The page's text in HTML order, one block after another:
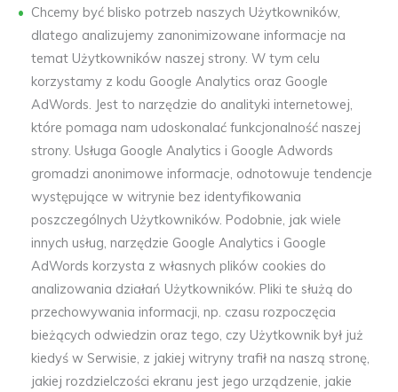
Chcemy być blisko potrzeb naszych Użytkowników,
dlatego analizujemy zanonimizowane informacje na
temat Użytkowników naszej strony. W tym celu
korzystamy z kodu Google Analytics oraz Google
AdWords. Jest to narzędzie do analityki internetowej,
które pomaga nam udoskonalać funkcjonalność naszej
strony. Usługa Google Analytics i Google Adwords
gromadzi anonimowe informacje, odnotowuje tendencje
występujące w witrynie bez identyfikowania
poszczególnych Użytkowników. Podobnie, jak wiele
innych usług, narzędzie Google Analytics i Google
AdWords korzysta z własnych plików cookies do
analizowania działań Użytkowników. Pliki te służą do
przechowywania informacji, np. czasu rozpoczęcia
bieżących odwiedzin oraz tego, czy Użytkownik był już
kiedyś w Serwisie, z jakiej witryny trafił na naszą stronę,
jakiej rozdzielczości ekranu jest jego urządzenie, jakie